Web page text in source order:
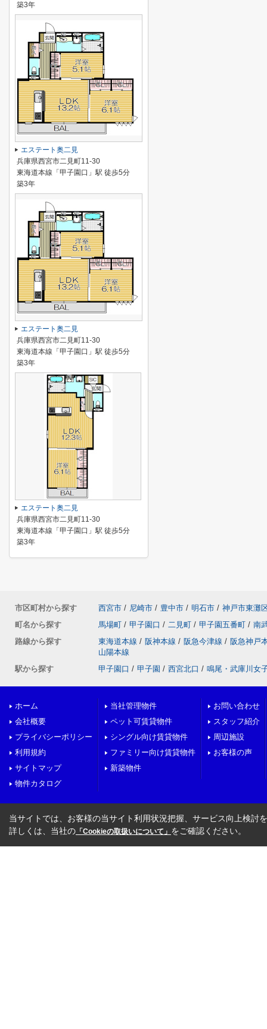
築3年
エステート奥二見
兵庫県西宮市二見町11-30
東海道本線「甲子園口」駅 徒歩5分
築3年
エステート奥二見
兵庫県西宮市二見町11-30
東海道本線「甲子園口」駅 徒歩5分
築3年
エステート奥二見
兵庫県西宮市二見町11-30
東海道本線「甲子園口」駅 徒歩5分
築3年
市区町村から探す 西宮市 / 尼崎市 / 豊中市 / 明石市 / 神戸市東灘
町名から探す
馬場町 / 甲子園口 / 二見町 / 甲子園五番町 / 南
路線から探す
東海道本線 / 阪神本線 / 阪急今津線 / 阪急神戸
山陽本線
駅から探す
甲子園口 / 甲子園 / 西宮北口 / 鳴尾・武庫川女
ホーム
会社概要
プライバシーポリシー
利用規約
サイトマップ
物件カタログ
当社管理物件
ペット可賃貸物件
シングル向け賃貸物件
ファミリー向け賃貸物件
新築物件
お問い合わせ
スタッフ紹介
周辺施設
お客様の声
当サイトでは、お客様の当サイト利用状況把握、サービス向上検討
詳しくは、当社の 「Cookieの取扱いについて」 をご確認ください。